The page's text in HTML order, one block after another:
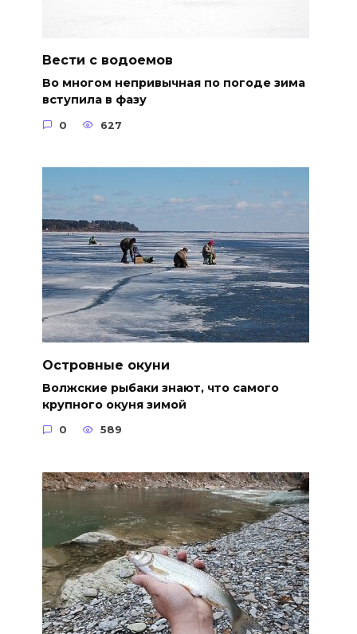
Вести с водоемов
Во многом непривычная по погоде зима
вступила в фазу
0 627
Островные окуни
Волжские рыбаки знают, что самого
крупного окуня зимой
0 589